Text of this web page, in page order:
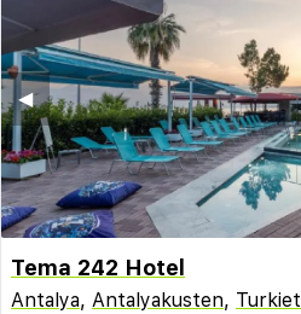
◀︎
Tema 242 Hotel
Antalya, Antalyakusten, Turkiet